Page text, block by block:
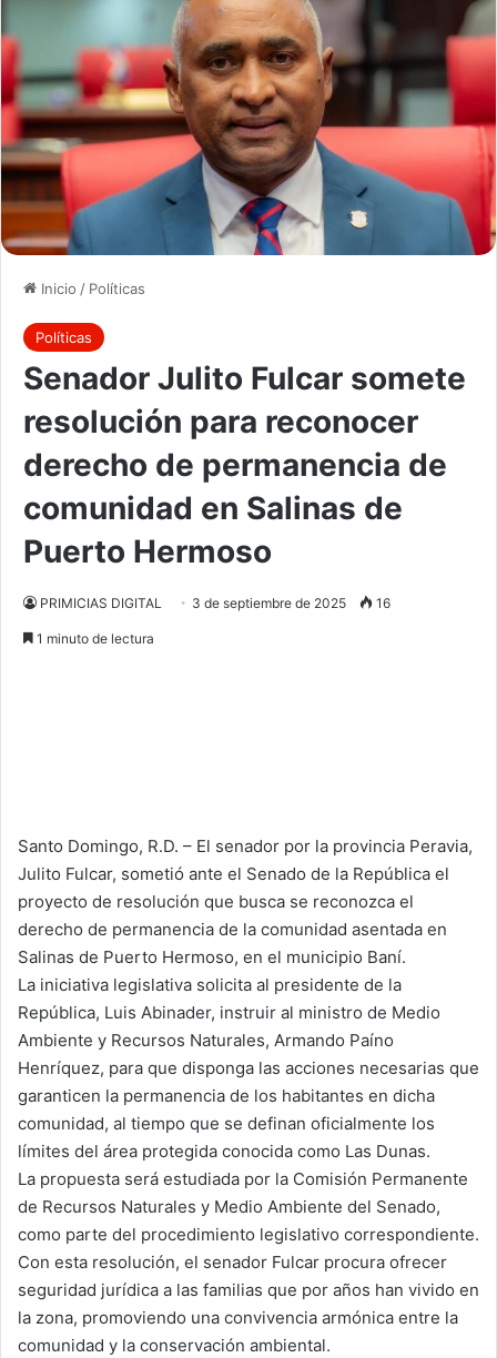
Inicio / Políticas
Políticas
Senador Julito Fulcar somete
resolución para reconocer
derecho de permanencia de
comunidad en Salinas de
Puerto Hermoso
PRIMICIAS DIGITAL 3 de septiembre de 2025 16
1 minuto de lectura
Santo Domingo, R.D. – El senador por la provincia Peravia,
Julito Fulcar, sometió ante el Senado de la República el
proyecto de resolución que busca se reconozca el
derecho de permanencia de la comunidad asentada en
Salinas de Puerto Hermoso, en el municipio Baní.
La iniciativa legislativa solicita al presidente de la
República, Luis Abinader, instruir al ministro de Medio
Ambiente y Recursos Naturales, Armando Paíno
Henríquez, para que disponga las acciones necesarias que
garanticen la permanencia de los habitantes en dicha
comunidad, al tiempo que se definan oficialmente los
límites del área protegida conocida como Las Dunas.
La propuesta será estudiada por la Comisión Permanente
de Recursos Naturales y Medio Ambiente del Senado,
como parte del procedimiento legislativo correspondiente.
Con esta resolución, el senador Fulcar procura ofrecer
seguridad jurídica a las familias que por años han vivido en
la zona, promoviendo una convivencia armónica entre la
comunidad y la conservación ambiental.